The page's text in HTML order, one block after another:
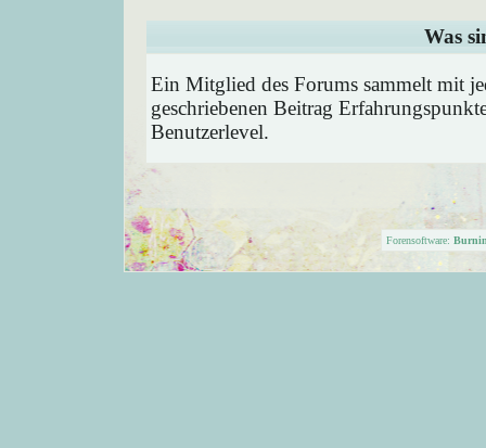
Was
Ein Mitglied des Forums sammelt mit
geschriebenen Beitrag
Benutzerlevel.
Forensoftware: